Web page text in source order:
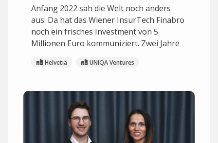
Anfang 2022 sah die Welt noch anders
aus: Da hat das Wiener InsurTech Finabro
noch ein frisches Investment von 5
Millionen Euro kommuniziert. Zwei Jahre
Helvetia UNIQA Ventures